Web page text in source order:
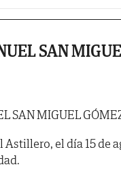
SAN
SAN MIGUEL
Astillero, el día 15 de